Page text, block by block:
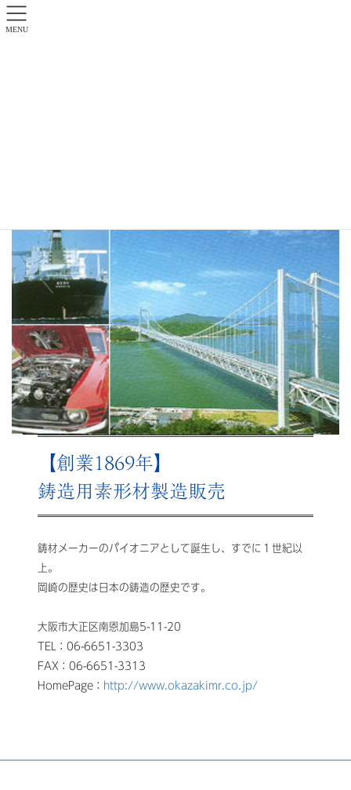
【創業1869年】
鋳造用素形材製造販売
鋳材メーカーのパイオニアとして誕生し、すでに１世紀以
上。
岡崎の歴史は日本の鋳造の歴史です。
大阪市大正区南恩加島5-11-20
TEL：06-6651-3303
FAX：06-6651-3313
HomePage： http://www.okazakimr.co.jp/
MENU